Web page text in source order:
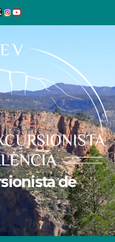
de